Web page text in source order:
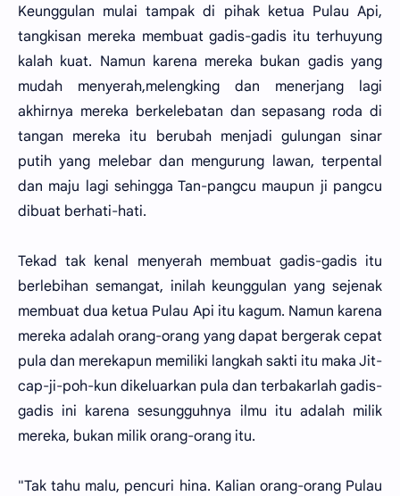
Keunggulan mulai tampak di pihak ketua Pulau Api,
tangkisan mereka membuat gadis-gadis itu terhuyung
kalah kuat. Namun karena mereka bukan gadis yang
mudah menyerah,melengking dan menerjang lagi
akhirnya mereka berkelebatan dan sepasang roda di
tangan mereka itu berubah menjadi gulungan sinar
putih yang melebar dan mengurung lawan, terpental
dan maju lagi sehingga Tan-pangcu maupun ji pangcu
dibuat berhati-hati.
Tekad tak kenal menyerah membuat gadis-gadis itu
berlebihan semangat, inilah keunggulan yang sejenak
membuat dua ketua Pulau Api itu kagum. Namun karena
mereka adalah orang-orang yang dapat bergerak cepat
pula dan merekapun memiliki langkah sakti itu maka Jit-
cap-ji-poh-kun dikeluarkan pula dan terbakarlah gadis-
gadis ini karena sesungguhnya ilmu itu adalah milik
mereka, bukan milik orang-orang itu.
"Tak tahu malu, pencuri hina. Kalian orang-orang Pulau